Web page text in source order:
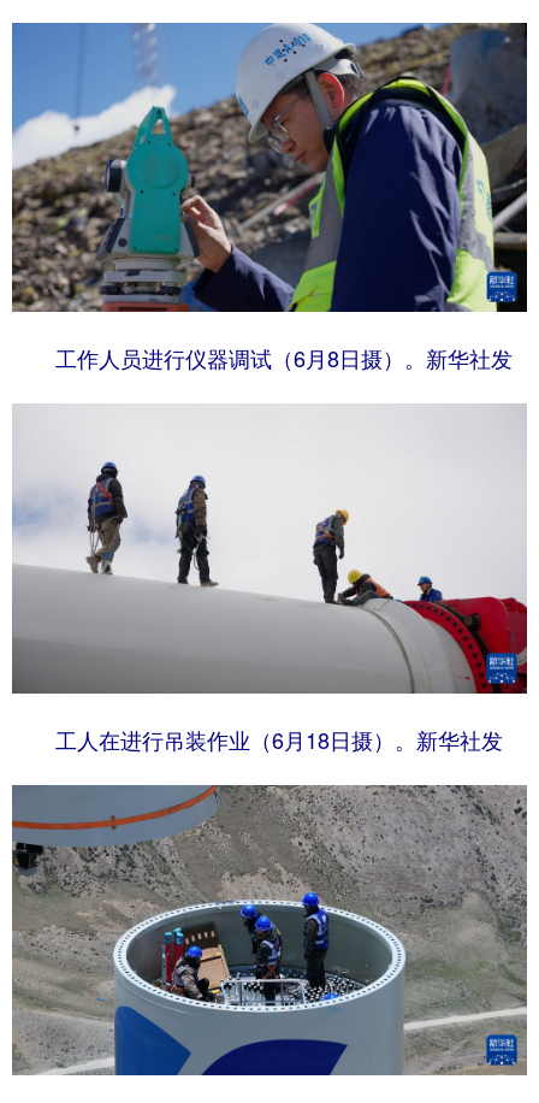
工作人员进行仪器调试（6月8日摄）。新华社发
工人在进行吊装作业（6月18日摄）。新华社发